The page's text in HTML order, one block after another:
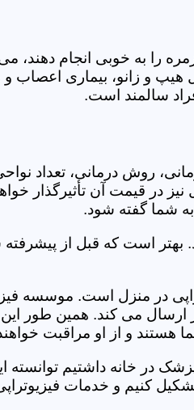
به خوبی انجام دهند، می
و زانو، بیماری اعصاب
سالمند است.
روش درمانی،
در قیمت آن تأثیرگذار
شما گفته شود.
بهتر است که قبل از
در منزل است. موسسه
ارسال می کند. همین طور
هستند و از او مراقبت
در خانه داشتیم
کنیم و خدمات